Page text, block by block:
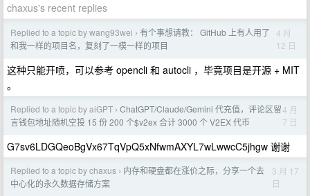
chaxus's recent replies
Replied to a topic by wang93wei › 有个事想请教： GitHub 上有人用了
和我一样的项目名，复刻了一模一样的项目
4 月
12 日
这种只能开喷，可以参考 opencli 和 autocli ，毕竟项目是开源 + MIT
。
Replied to a topic by aiGPT › ChatGPT/Claude/Gemini 代充值，评论区留
言钱包地址随机空投 15 份 200 个$v2ex 合计 3000 个 V2EX 代币
4 月
7 日
G7sv6LDGQeoBgVx67TqVpQ5xNfwmAXYL7wLwwcC5jhgw 谢谢
Replied to a topic by chaxus › 内存和硬盘都在涨价之际，分享一个去
中心化的永久数据存储方案
3 月 17
日